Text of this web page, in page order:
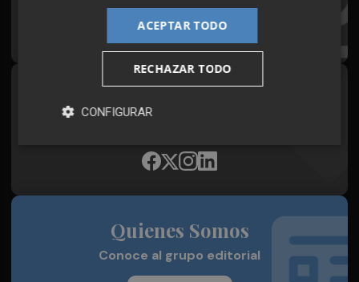
¡Quiero suscribirme!
Plaza Podcast, desde cualquier medio
Quienes Somos
Conoce al grupo editorial
ACEPTAR TODO
RECHAZAR TODO
CONFIGURAR